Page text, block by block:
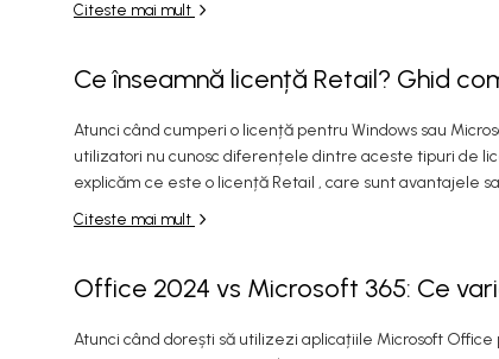
Citeste mai mult
Ce înseamnă licență Retail? Ghid
Atunci când cumperi o licență pentru Windows sau
utilizatori nu cunosc diferențele dintre aceste tipuri de
explicăm ce este o licență Retail , care sunt avantajele
Citeste mai mult
Office 2024 vs Microsoft 365: Ce
Atunci când dorești să utilizezi aplicațiile Microsoft